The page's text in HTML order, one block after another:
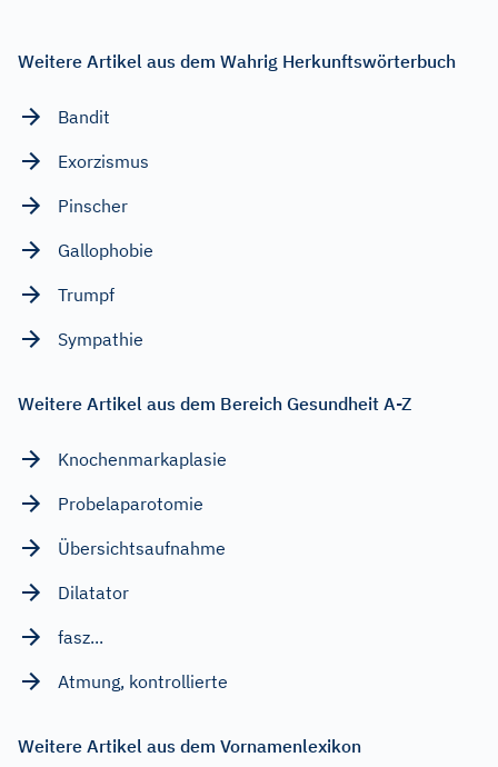
Weitere Artikel aus dem Wahrig Herkunftswörterbuch
Bandit
Exorzismus
Pinscher
Gallophobie
Trumpf
Sympathie
Weitere Artikel aus dem Bereich Gesundheit A-Z
Knochenmarkaplasie
Probelaparotomie
Übersichtsaufnahme
Dilatator
fasz...
Atmung, kontrollierte
Weitere Artikel aus dem Vornamenlexikon